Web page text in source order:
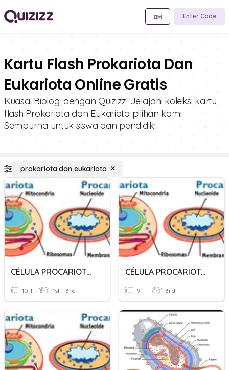
Enter Code
Kartu Flash Prokariota Dan
Eukariota Online Gratis
Kuasai Biologi dengan Quizizz! Jelajahi koleksi kartu
flash Prokariota dan Eukariota pilihan kami.
Sempurna untuk siswa dan pendidik!
prokariota dan eukariota
CÉLULA PROCARIOTA Y EUCARIOTA
10 T 1st - 3rd
CÉLULA PROCARIOTA Y EUCARIOTA
9 T 3rd